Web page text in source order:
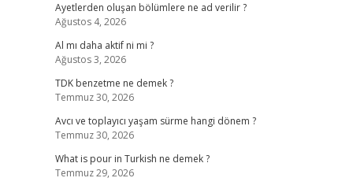
Ayetlerden oluşan bölümlere ne ad verilir ?
Ağustos 4, 2026
Al mı daha aktif ni mi ?
Ağustos 3, 2026
TDK benzetme ne demek ?
Temmuz 30, 2026
Avcı ve toplayıcı yaşam sürme hangi dönem ?
Temmuz 30, 2026
What is pour in Turkish ne demek ?
Temmuz 29, 2026